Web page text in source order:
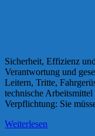
Sicherheit, Effizienz
Verantwortung und
Leitern, Tritte,
technische Arbeitsmittel
Verpflichtung: Sie
Weiterlesen